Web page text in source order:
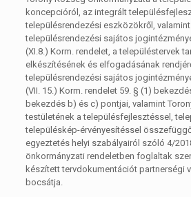
koncepcióról, az integrált
településrendezési eszközökről,
településrendezési sajátos
(XI.8.) Korm. rendelet, a településtervek
elkészítésének és elfogadásának
településrendezési sajátos
(VII. 15.) Korm. rendelet 59. § (1)
bekezdés b) és c) pontjai, valamint
testületének a településfejlesztéssel,
településkép-érvényesítéssel
egyeztetés helyi szabályairól szóló 4/
önkormányzati rendeletben foglaltak
készített tervdokumentációt partnerségi
bocsátja.